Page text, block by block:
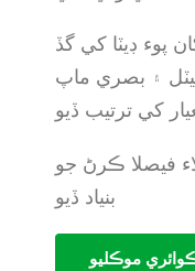
پوء ڊيٽا کي گڏ
۽ بصري ماپ
فيصلا ڪرڻ جو
بنياد ڏيو
موڪليو